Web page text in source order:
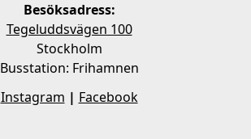
Besöksadress:
Tegeluddsvägen 100
Stockholm
Busstation: Frihamnen
Instagram | Facebook